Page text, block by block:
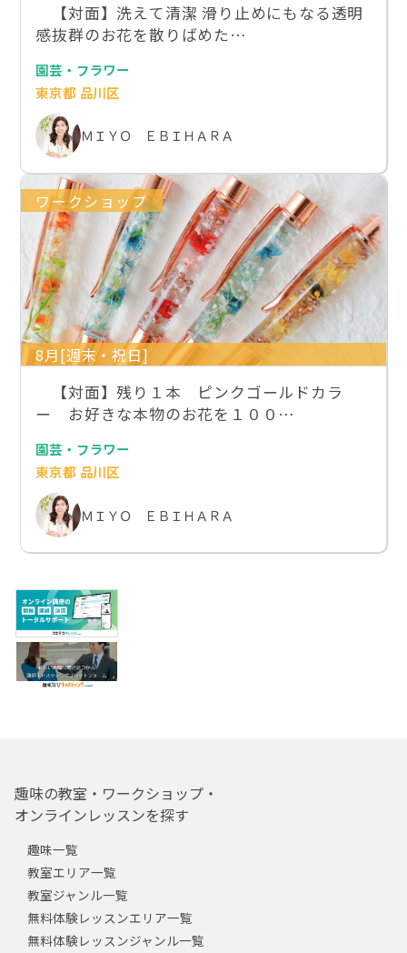
【対面】洗えて清潔 滑り止めにもなる透明
感抜群のお花を散りばめた…
園芸・フラワー
東京都 品川区
ＭＩＹＯ ＥＢＩＨＡＲＡ
ワークショップ
8月[週末・祝日]
【対面】残り１本 ピンクゴールドカラ
ー お好きな本物のお花を１００…
園芸・フラワー
東京都 品川区
ＭＩＹＯ ＥＢＩＨＡＲＡ
趣味の教室・ワークショップ・
オンラインレッスンを探す
趣味一覧
教室エリア一覧
教室ジャンル一覧
無料体験レッスンエリア一覧
無料体験レッスンジャンル一覧